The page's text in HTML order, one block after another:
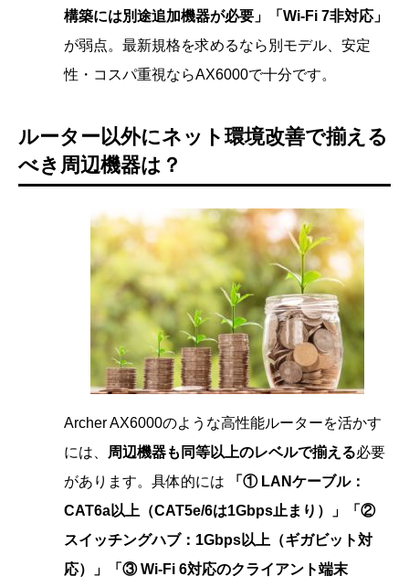
構築には別途追加機器が必要」「Wi-Fi 7非対応」
が弱点。最新規格を求めるなら別モデル、安定
性・コスパ重視ならAX6000で十分です。
ルーター以外にネット環境改善で揃える
べき周辺機器は？
Archer AX6000のような高性能ルーターを活かす
には、
周辺機器も同等以上のレベルで揃える必要
があります。具体的には
「① LANケーブル：
CAT6a以上（CAT5e/6は1Gbps止まり）」「②
スイッチングハブ：1Gbps以上（ギガビット対
応）」「③ Wi-Fi 6対応のクライアント端末